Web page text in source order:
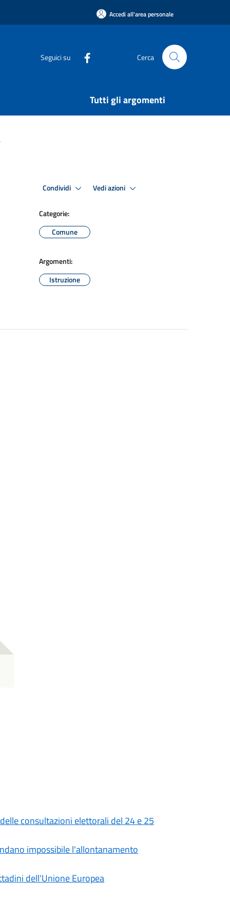
Accedi all'area personale
Seguici su Cerca
Tutti gli argomenti
Condividi Vedi azioni
Categorie:
Comune
Argomenti:
Istruzione
consultazioni elettorali del 24 e 25
impossibile l'allontanamento
dell'Unione Europea